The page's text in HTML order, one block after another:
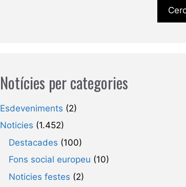
Notícies per categories
Esdeveniments (2)
Noticies (1.452)
Destacades (100)
Fons social europeu (10)
Noticies festes (2)